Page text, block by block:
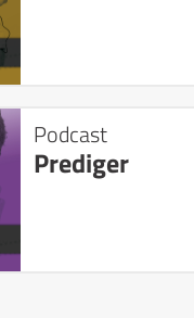
Podcast
Prediger